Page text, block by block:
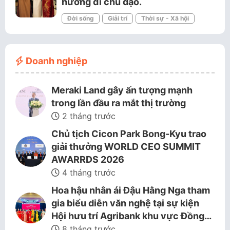
Đời sống Giải trí Thời sự - Xã hội
Doanh nghiệp
Meraki Land gây ấn tượng mạnh
trong lần đầu ra mắt thị trường
2 tháng trước
Chủ tịch Cicon Park Bong-Kyu trao
giải thưởng WORLD CEO SUMMIT
AWARRDS 2026
4 tháng trước
Hoa hậu nhân ái Đậu Hằng Nga tham
gia biểu diễn văn nghệ tại sự kiện
Hội hưu trí Agribank khu vực Đồng…